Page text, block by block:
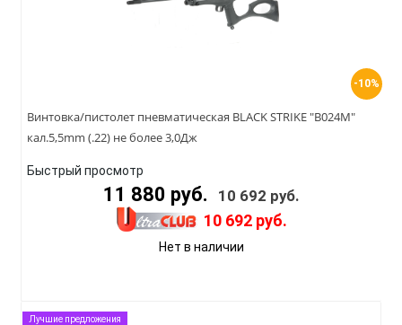
-10%
Винтовка/пистолет пневматическая BLACK STRIKE "B024M"
кал.5,5mm (.22) не более 3,0Дж
Быстрый просмотр
11 880 руб. 10 692 руб.
10 692 руб.
Нет в наличии
Лучшие предложения